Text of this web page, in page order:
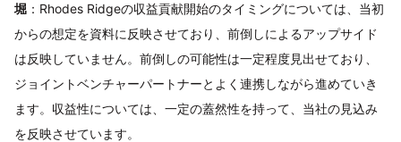
堀 ：Rhodes Ridgeの収益貢献開始のタイミングについては、当初
からの想定を資料に反映させており、前倒しによるアップサイド
は反映していません。前倒しの可能性は一定程度見出せており、
ジョイントベンチャーパートナーとよく連携しながら進めていき
ます。収益性については、一定の蓋然性を持って、当社の見込み
を反映させています。